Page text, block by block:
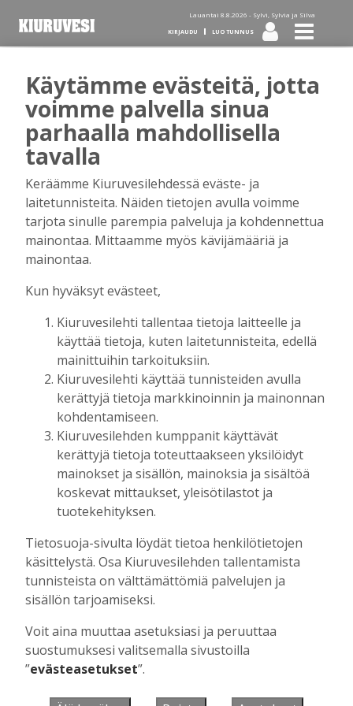
Lauantai 8.8.2026 - Sylvi, Sylvia ja Silva
KIRJAUDU LUO TUNNUS
Tilaa Kiuruvesi-lehti diginä
tai kotiinkannettuna!
Kirjaudu
Sähköposti
Salasana
Muista minut
Unohtuiko salasana?
se tästä.
Käyntiosoite :
Kiuruvesi Lehti oy
Niemistenkatu 4
Kiuruvesi
Käytämme evästeitä, jotta
voimme palvella sinua
parhaalla mahdollisella
tavalla
Keräämme Kiuruvesilehdessä eväste- ja
laitetunnisteita. Näiden tietojen avulla voimme
tarjota sinulle parempia palveluja ja kohdennettua
mainontaa. Mittaamme myös kävijämääriä ja
mainontaa.
Kun hyväksyt evästeet,
Kiuruvesilehti tallentaa tietoja laitteelle ja
käyttää tietoja, kuten laitetunnisteita, edellä
mainittuihin tarkoituksiin.
Kiuruvesilehti käyttää tunnisteiden avulla
kerättyjä tietoja markkinoinnin ja mainonnan
kohdentamiseen.
Kiuruvesilehden kumppanit käyttävät
kerättyjä tietoja toteuttaakseen yksilöidyt
mainokset ja sisällön, mainoksia ja sisältöä
koskevat mittaukset, yleisötilastot ja
tuotekehityksen.
Tietosuoja-sivulta löydät tietoa henkilötietojen
käsittelystä. Osa Kiuruvesilehden tallentamista
tunnisteista on välttämättömiä palvelujen ja
sisällön tarjoamiseksi.
Voit aina muuttaa asetuksiasi ja peruuttaa
suostumuksesi valitsemalla sivustoilla
”evästeasetukset”.